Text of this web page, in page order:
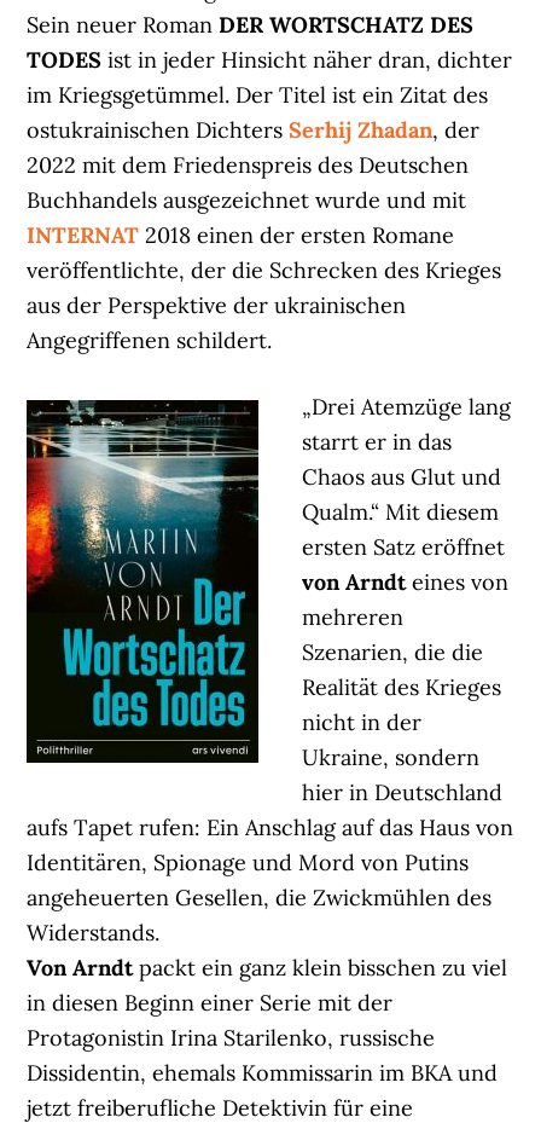
Sein neuer RomanDER WORTSCHATZ DES
TODES ist in jeder Hinsicht näher dran, dichter
im Kriegsgetümmel. Der Titel ist ein Zitat des
ostukrainischen DichtersSerhij Zhadan, der
2022 mit dem Friedenspreis des Deutschen
Buchhandels ausgezeichnet wurde und mit
INTERNAT 2018 einen der ersten Romane
veröffentlichte, der die Schrecken des Krieges
aus der Perspektive der ukrainischen
Angegriffenen schildert.
„Drei Atemzüge lang
starrt er in das
Chaos aus Glut und
Qualm.“ Mit diesem
ersten Satz eröffnet
von Arndteines von
mehreren
Szenarien, die die
Realität des Krieges
nicht in der
Ukraine, sondern
hier in Deutschland
aufs Tapet rufen: Ein Anschlag auf das Haus von
Identitären, Spionage und Mord von Putins
angeheuerten Gesellen, die Zwickmühlen des
Widerstands.
Von Arndtpackt ein ganz klein bisschen zu viel
in diesen Beginn einer Serie mit der
Protagonistin Irina Starilenko, russische
Dissidentin, ehemals Kommissarin im BKA und
jetzt freiberufliche Detektivin für eine